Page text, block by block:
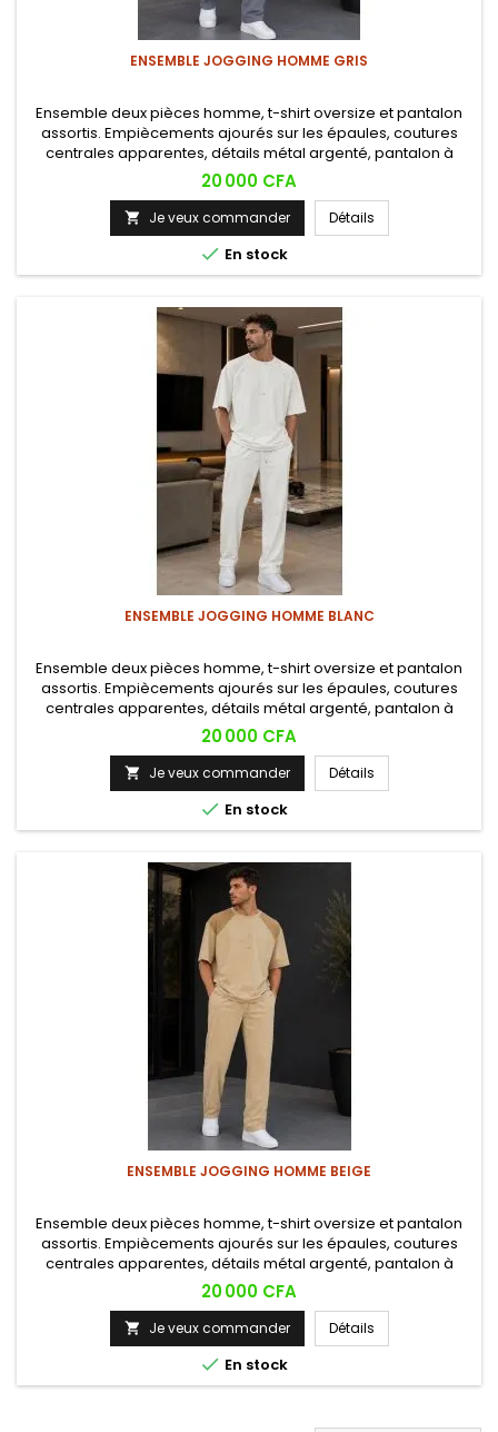
ENSEMBLE JOGGING HOMME GRIS
Ensemble deux pièces homme, t-shirt oversize et pantalon
assortis. Empiècements ajourés sur les épaules, coutures
centrales apparentes, détails métal argenté, pantalon à
cordon et zips cheville. Style décontracté premium.
Prix
20 000 CFA
 Je veux commander Détails
 En stock
ENSEMBLE JOGGING HOMME BLANC
Ensemble deux pièces homme, t-shirt oversize et pantalon
assortis. Empiècements ajourés sur les épaules, coutures
centrales apparentes, détails métal argenté, pantalon à
cordon et zips cheville. Style décontracté premium.
Prix
20 000 CFA
 Je veux commander Détails
 En stock
ENSEMBLE JOGGING HOMME BEIGE
Ensemble deux pièces homme, t-shirt oversize et pantalon
assortis. Empiècements ajourés sur les épaules, coutures
centrales apparentes, détails métal argenté, pantalon à
cordon et zips cheville. Style décontracté premium.
Prix
20 000 CFA
 Je veux commander Détails
 En stock